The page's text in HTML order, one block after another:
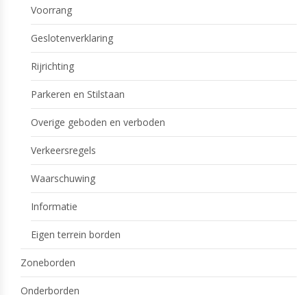
Voorrang
Geslotenverklaring
Rijrichting
Parkeren en Stilstaan
Overige geboden en verboden
Verkeersregels
Waarschuwing
Informatie
Eigen terrein borden
Zoneborden
Onderborden